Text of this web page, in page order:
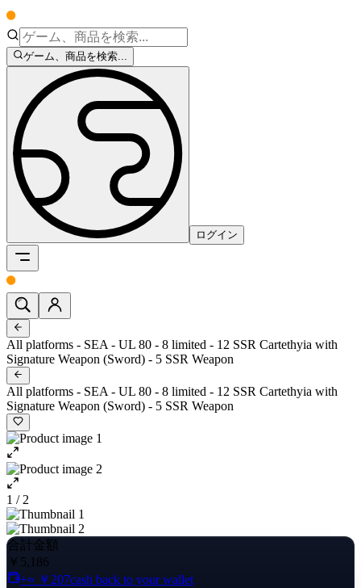
ゲーム、商品を検索...
ログイン
All platforms - SEA - UL 80 - 8 limited - 12 SSR Cartethyia with
Signature Weapon (Sword) - 5 SSR Weapon
All platforms - SEA - UL 80 - 8 limited - 12 SSR Cartethyia with
Signature Weapon (Sword) - 5 SSR Weapon
1 / 2
合計金額
￥5,186
+≈ ￥207cash back to your wallet